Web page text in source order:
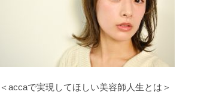
＜accaで実現してほしい美容師人生とは＞